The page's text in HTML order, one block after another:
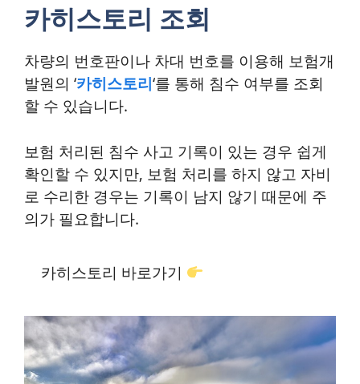
카히스토리 조회
차량의 번호판이나 차대 번호를 이용해 보험개
발원의 ‘카히스토리‘를 통해 침수 여부를 조회
할 수 있습니다.
보험 처리된 침수 사고 기록이 있는 경우 쉽게
확인할 수 있지만, 보험 처리를 하지 않고 자비
로 수리한 경우는 기록이 남지 않기 때문에 주
의가 필요합니다.
카히스토리 바로가기